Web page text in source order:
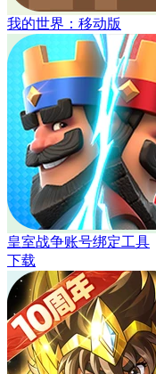
我的世界：移动版
皇室战争账号绑定工具
下载